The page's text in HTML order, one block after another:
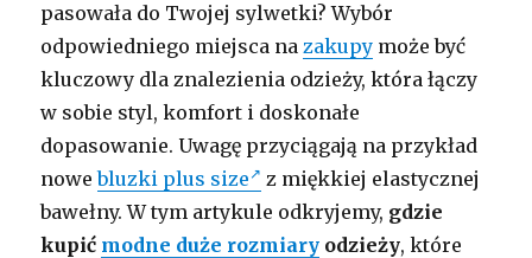
pasowała do Twojej sylwetki? Wybór
odpowiedniego miejsca na zakupy może być
kluczowy dla znalezienia odzieży, która łączy
w sobie styl, komfort i doskonałe
dopasowanie. Uwagę przyciągają na przykład
nowebluzki plus size
z miękkiej elastycznej
bawełny. W tym artykule odkryjemy, gdzie
kupić modne duże rozmiary odzieży, które